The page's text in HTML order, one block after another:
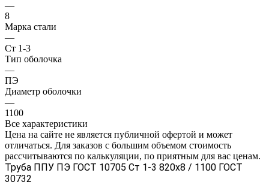
—
8
Марка стали
—
Ст 1-3
Тип оболочка
—
ПЭ
Диаметр оболочки
—
1100
Все характеристики
Цена на сайте не является публичной офертой и может
отличаться. Для заказов с большим объемом стоимость
рассчитываются по калькуляции, по приятным для вас ценам.
Труба ППУ ПЭ ГОСТ 10705 Ст 1-3 820x8 / 1100 ГОСТ
30732